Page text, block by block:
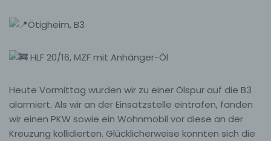
Ötigheim, B3
HLF 20/16, MZF mit Anhänger-Öl
Heute Vormittag wurden wir zu einer Ölspur auf die B3
alarmiert. Als wir an der Einsatzstelle eintrafen, fanden
wir einen PKW sowie ein Wohnmobil vor diese an der
Kreuzung kollidierten. Glücklicherweise konnten sich die